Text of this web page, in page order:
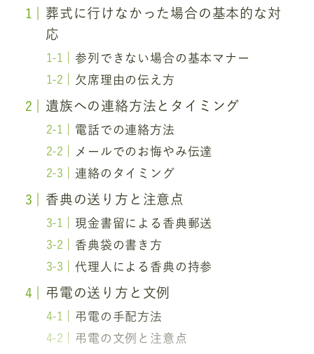
葬式に行けなかった場合の基本的な対
応
参列できない場合の基本マナー
欠席理由の伝え方
遺族への連絡方法とタイミング
電話での連絡方法
メールでのお悔やみ伝達
連絡のタイミング
香典の送り方と注意点
現金書留による香典郵送
香典袋の書き方
代理人による香典の持参
弔電の送り方と文例
弔電の手配方法
弔電の文例と注意点